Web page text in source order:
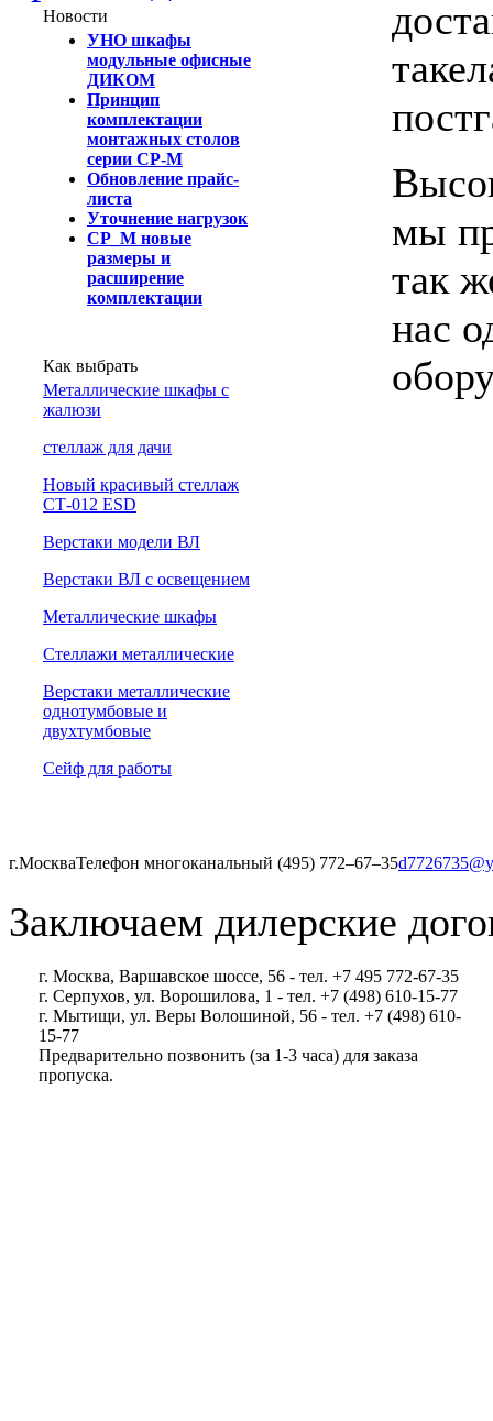
Новости
УНО шкафы
модульные офисные
ДИКОМ
Принцип
комплектации
монтажных столов
серии СР-М
Обновление прайс-
листа
Уточнение нагрузок
СР_М новые
размеры и
расширение
комплектации
Как выбрать
Металлические шкафы с
жалюзи
cтеллаж для дачи
Новый красивый стеллаж
СТ-012 ESD
Верстаки модели ВЛ
Верстаки ВЛ с освещением
Металлические шкафы
Стеллажи металлические
Верстаки металлические
однотумбовые и
двухтумбовые
Сейф для работы
мы
так
нас
г.МоскваТелефон многоканальный (495) 772‒67‒35
Заключаем дилерские
г. Москва, Варшавское шоссе, 56 - тел. +7 495 772-67-35
г. Серпухов, ул. Ворошилова, 1 - тел. +7 (498) 610-15-77
г. Мытищи, ул. Веры Волошиной, 56 - тел. +7 (498) 610-
15-77
Предварительно позвонить (за 1-3 часа) для заказа
пропуска.